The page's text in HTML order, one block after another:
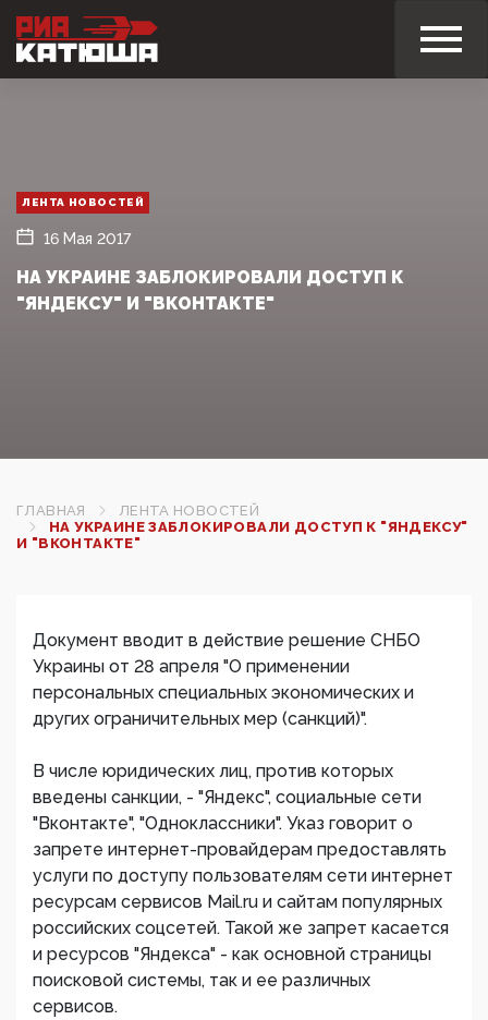
ЛЕНТА НОВОСТЕЙ
16 Мая 2017
НА УКРАИНЕ ЗАБЛОКИРОВАЛИ ДОСТУП К
"ЯНДЕКСУ" И "ВКОНТАКТЕ"
ГЛАВНАЯ
ЛЕНТА НОВОСТЕЙ
НА УКРАИНЕ ЗАБЛОКИРОВАЛИ ДОСТУП К "ЯНДЕКСУ"
И "ВКОНТАКТЕ"
Документ вводит в действие решение СНБО
Украины от 28 апреля "О применении
персональных специальных экономических и
других ограничительных мер (санкций)".
В числе юридических лиц, против которых
введены санкции, - "Яндекс", социальные сети
"Вконтакте", "Одноклассники". Указ говорит о
запрете интернет-провайдерам предоставлять
услуги по доступу пользователям сети интернет
ресурсам сервисов Mail.ru и сайтам популярных
российских соцсетей. Такой же запрет касается
и ресурсов "Яндекса" - как основной страницы
поисковой системы, так и ее различных
сервисов.